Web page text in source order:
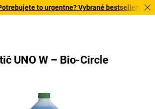
to urgentne? Vybrané bestsellery
UNO W – Bio-Circle